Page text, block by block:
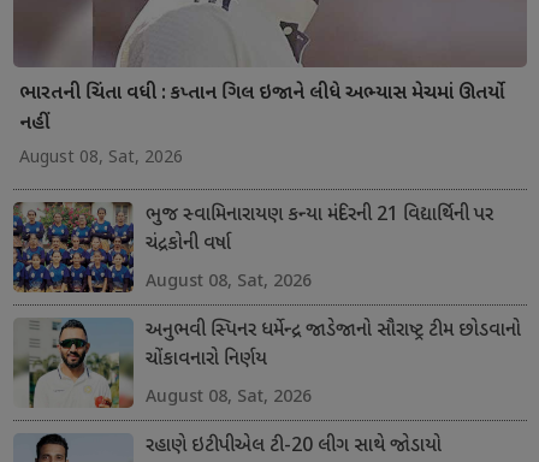
ભારતની ચિંતા વધી : કપ્તાન ગિલ ઇજાને લીધે અભ્યાસ મેચમાં ઊતર્યો
નહીં
August 08, Sat, 2026
ભુજ સ્વામિનારાયણ કન્યા મંદિરની 21 વિદ્યાર્થિની પર
ચંદ્રકોની વર્ષા
August 08, Sat, 2026
અનુભવી સ્પિનર ધર્મેન્દ્ર જાડેજાનો સૌરાષ્ટ્ર ટીમ છોડવાનો
ચોંકાવનારો નિર્ણય
August 08, Sat, 2026
રહાણે ઇટીપીએલ ટી-20 લીગ સાથે જોડાયો